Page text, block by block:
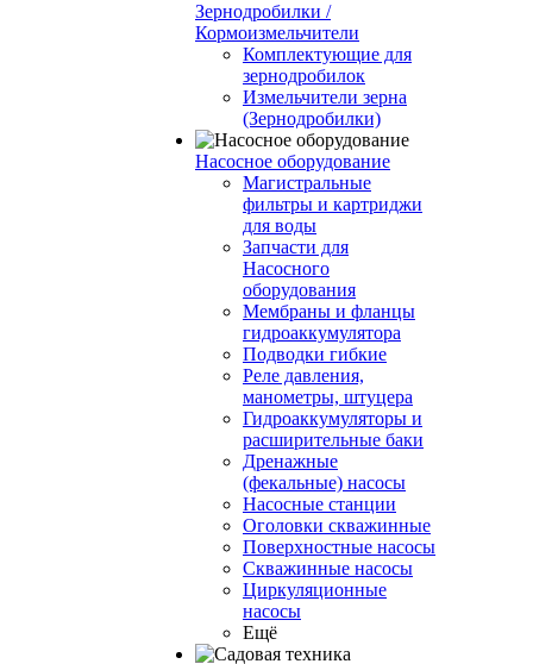
Зернодробилки /
Кормоизмельчители
Комплектующие для
зернодробилок
Измельчители зерна
(Зернодробилки)
Насосное оборудование
Магистральные
фильтры и картриджи
для воды
Запчасти для
Насосного
оборудования
Мембраны и фланцы
гидроаккумулятора
Подводки гибкие
Реле давления,
манометры, штуцера
Гидроаккумуляторы и
расширительные баки
Дренажные
(фекальные) насосы
Насосные станции
Оголовки скважинные
Поверхностные насосы
Скважинные насосы
Циркуляционные
насосы
Ещё